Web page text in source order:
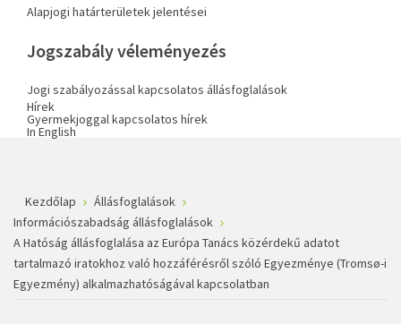
Alapjogi határterületek jelentései
Jogszabály véleményezés
Jogi szabályozással kapcsolatos állásfoglalások
Hírek
Gyermekjoggal kapcsolatos hírek
In English
Kezdőlap
Állásfoglalások
Információszabadság állásfoglalások
A Hatóság állásfoglalása az Európa Tanács közérdekű adatot
tartalmazó iratokhoz való hozzáférésről szóló Egyezménye (Tromsø-i
Egyezmény) alkalmazhatóságával kapcsolatban